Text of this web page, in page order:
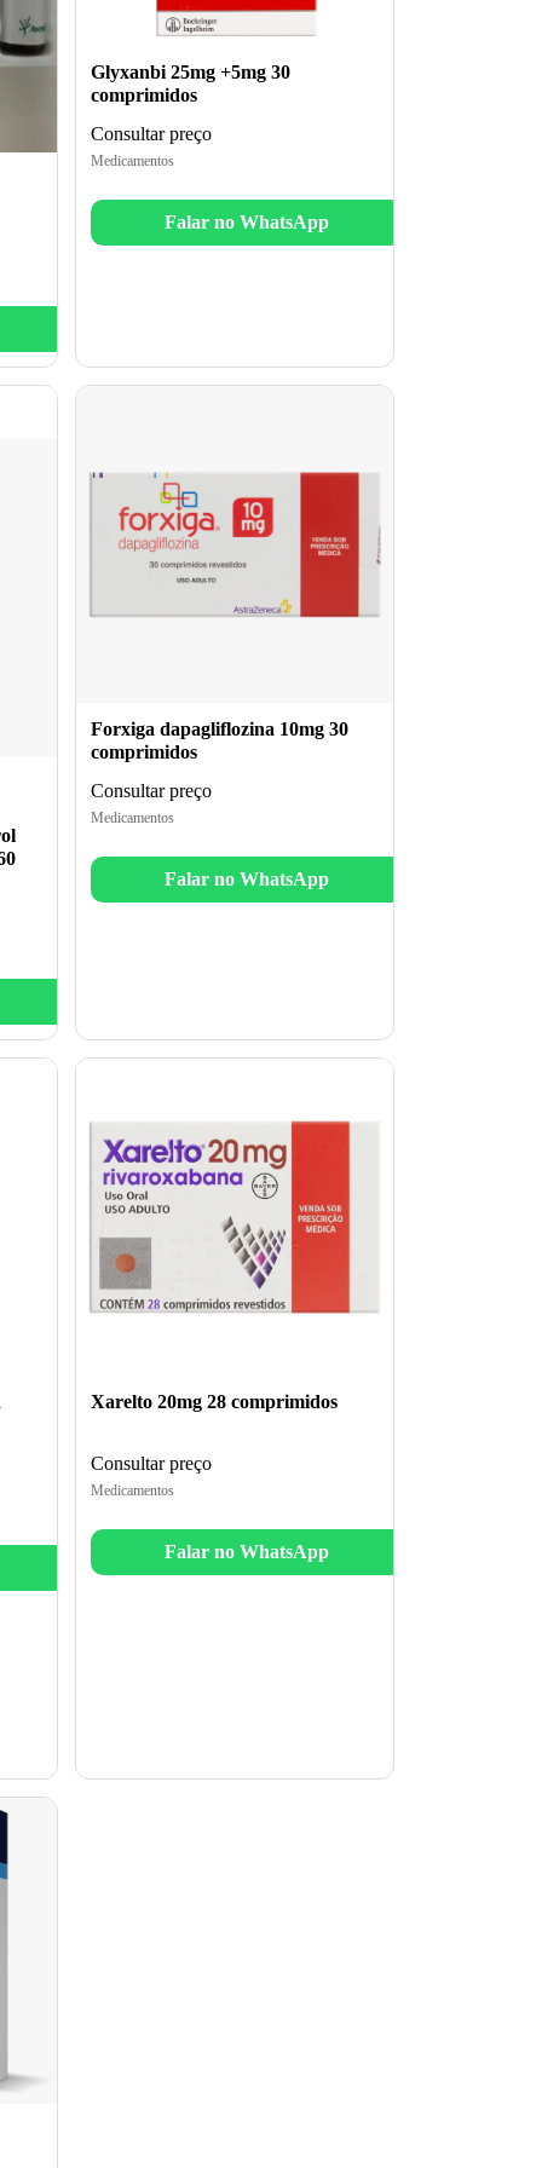
Glyxanbi 25mg +5mg 30
comprimidos
Consultar preço
Medicamentos
Falar no WhatsApp
Forxiga dapagliflozina 10mg 30
comprimidos
Consultar preço
Medicamentos
Falar no WhatsApp
Xarelto 20mg 28 comprimidos
Consultar preço
Medicamentos
Falar no WhatsApp